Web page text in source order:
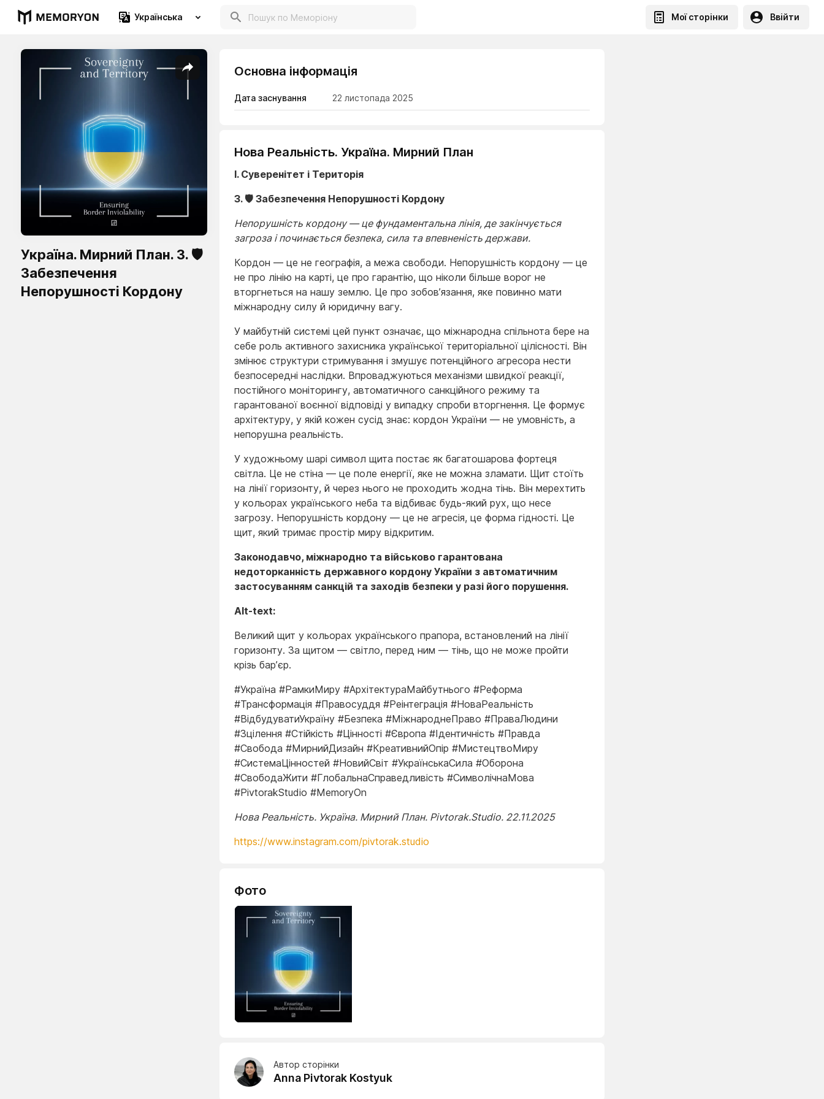
Українська Мої сторінки Ввійти
Україна. Мирний План. 3. 🛡️
Забезпечення
Непорушності Кордону
Основна інформація
Дата заснування 22 листопада 2025
Нова Реальність. Україна. Мирний План
I. Суверенітет і Територія
3. 🛡️ Забезпечення Непорушності Кордону
Непорушність кордону — це фундаментальна лінія, де закінчується
загроза і починається безпека, сила та впевненість держави.
Кордон — це не географія, а межа свободи. Непорушність кордону — це
не про лінію на карті, це про гарантію, що ніколи більше ворог не
вторгнеться на нашу землю. Це про зобов’язання, яке повинно мати
міжнародну силу й юридичну вагу.
У майбутній системі цей пункт означає, що міжнародна спільнота бере на
себе роль активного захисника української територіальної цілісності. Він
змінює структури стримування і змушує потенційного агресора нести
безпосередні наслідки. Впроваджуються механізми швидкої реакції,
постійного моніторингу, автоматичного санкційного режиму та
гарантованої воєнної відповіді у випадку спроби вторгнення. Це формує
архітектуру, у якій кожен сусід знає: кордон України — не умовність, а
непорушна реальність.
У художньому шарі символ щита постає як багатошарова фортеця
світла. Це не стіна — це поле енергії, яке не можна зламати. Щит стоїть
на лінії горизонту, й через нього не проходить жодна тінь. Він мерехтить
у кольорах українського неба та відбиває будь-який рух, що несе
загрозу. Непорушність кордону — це не агресія, це форма гідності. Це
щит, який тримає простір миру відкритим.
Законодавчо, міжнародно та військово гарантована
недоторканність державного кордону України з автоматичним
застосуванням санкцій та заходів безпеки у разі його порушення.
Alt-text:
Великий щит у кольорах українського прапора, встановлений на лінії
горизонту. За щитом — світло, перед ним — тінь, що не може пройти
крізь бар’єр.
#Україна #РамкиМиру #АрхітектураМайбутнього #Реформа
#Трансформація #Правосуддя #Реінтеграція #НоваРеальність
#ВідбудуватиУкраїну #Безпека #МіжнароднеПраво #ПраваЛюдини
#Зцілення #Стійкість #Цінності #Європа #Ідентичність #Правда
#Свобода #МирнийДизайн #КреативнийОпір #МистецтвоМиру
#СистемаЦінностей #НовийСвіт #УкраїнськаСила #Оборона
#СвободаЖити #ГлобальнаСправедливість #СимволічнаМова
#PivtorakStudio #MemoryOn
Нова Реальність. Україна. Мирний План. Pivtorak.Studio. 22.11.2025
https://www.instagram.com/pivtorak.studio
Фото
Автор сторінки
Anna Pivtorak Kostyuk